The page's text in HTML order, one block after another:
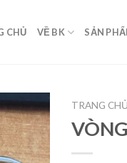
CHỦ VỀ BK SẢN
Add to
Wishlist
TRANG CHỦ